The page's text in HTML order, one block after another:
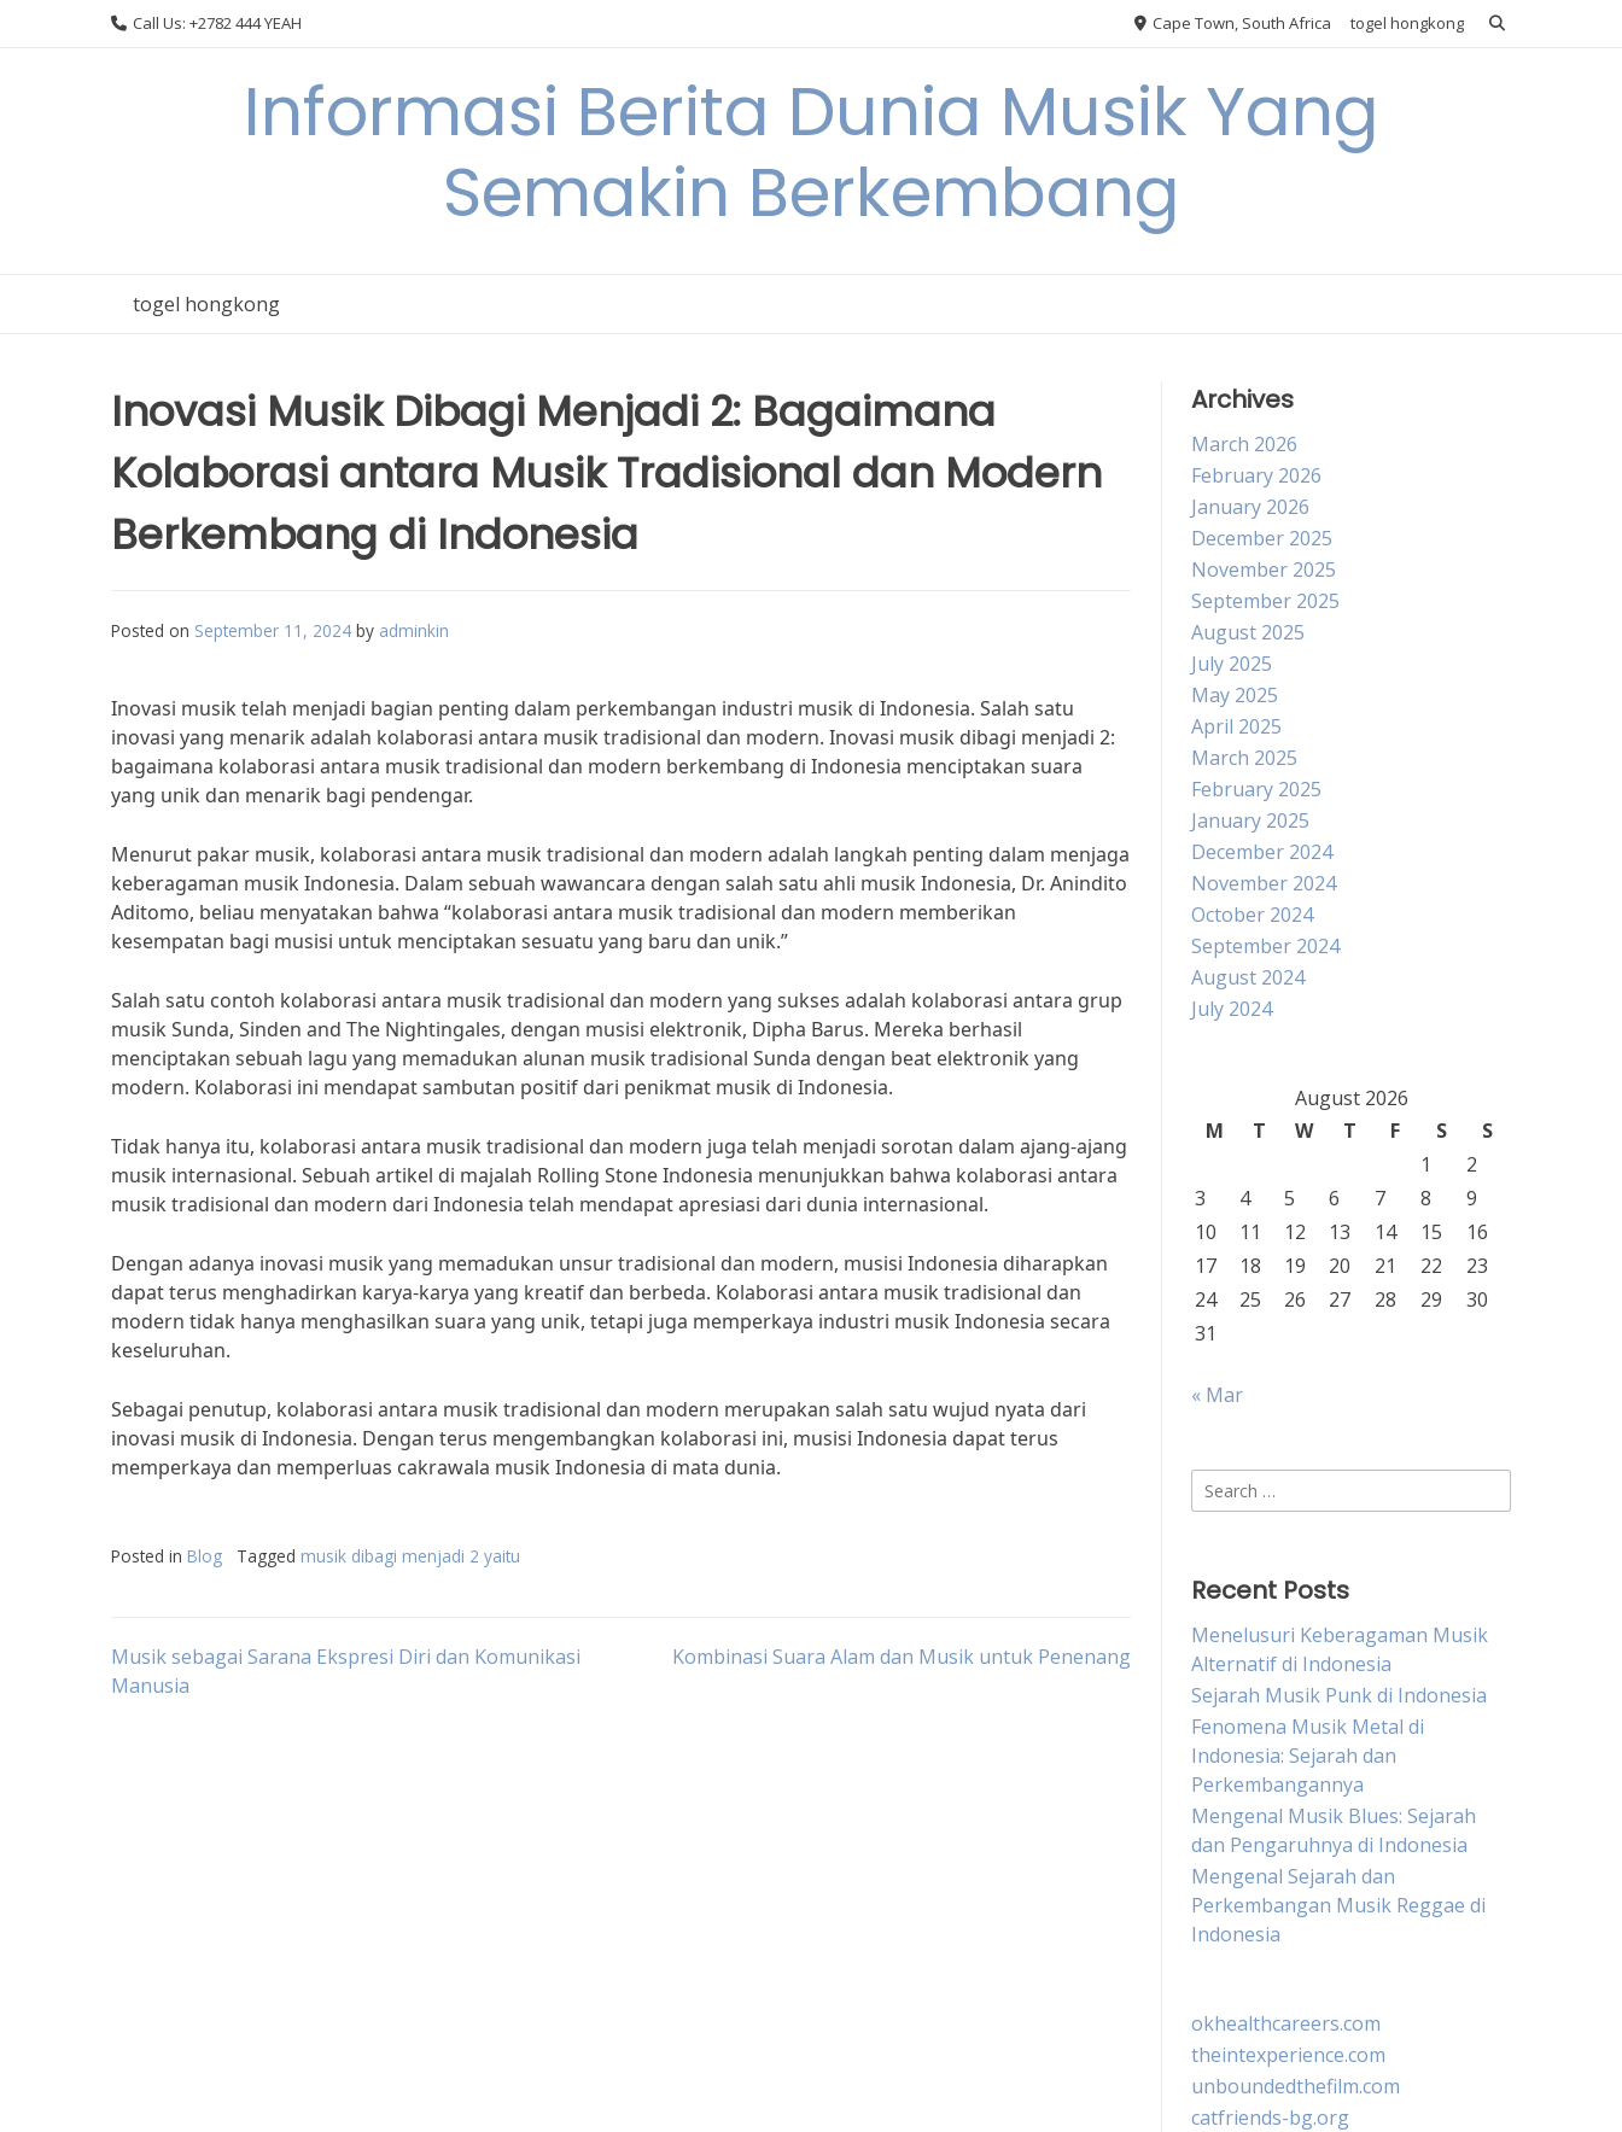
Call Us: +2782 444 YEAH Cape Town, South Africa togel hongkong
Informasi Berita Dunia Musik Yang
Semakin Berkembang
togel hongkong
Inovasi Musik Dibagi Menjadi 2: Bagaimana
Kolaborasi antara Musik Tradisional dan Modern
Berkembang di Indonesia
Posted on September 11, 2024 by adminkin
Inovasi musik telah menjadi bagian penting dalam perkembangan industri musik di Indonesia. Salah satu
inovasi yang menarik adalah kolaborasi antara musik tradisional dan modern. Inovasi musik dibagi menjadi 2:
bagaimana kolaborasi antara musik tradisional dan modern berkembang di Indonesia menciptakan suara
yang unik dan menarik bagi pendengar.
Menurut pakar musik, kolaborasi antara musik tradisional dan modern adalah langkah penting dalam menjaga
keberagaman musik Indonesia. Dalam sebuah wawancara dengan salah satu ahli musik Indonesia, Dr. Anindito
Aditomo, beliau menyatakan bahwa “kolaborasi antara musik tradisional dan modern memberikan
kesempatan bagi musisi untuk menciptakan sesuatu yang baru dan unik.”
Salah satu contoh kolaborasi antara musik tradisional dan modern yang sukses adalah kolaborasi antara grup
musik Sunda, Sinden and The Nightingales, dengan musisi elektronik, Dipha Barus. Mereka berhasil
menciptakan sebuah lagu yang memadukan alunan musik tradisional Sunda dengan beat elektronik yang
modern. Kolaborasi ini mendapat sambutan positif dari penikmat musik di Indonesia.
Tidak hanya itu, kolaborasi antara musik tradisional dan modern juga telah menjadi sorotan dalam ajang-ajang
musik internasional. Sebuah artikel di majalah Rolling Stone Indonesia menunjukkan bahwa kolaborasi antara
musik tradisional dan modern dari Indonesia telah mendapat apresiasi dari dunia internasional.
Dengan adanya inovasi musik yang memadukan unsur tradisional dan modern, musisi Indonesia diharapkan
dapat terus menghadirkan karya-karya yang kreatif dan berbeda. Kolaborasi antara musik tradisional dan
modern tidak hanya menghasilkan suara yang unik, tetapi juga memperkaya industri musik Indonesia secara
keseluruhan.
Sebagai penutup, kolaborasi antara musik tradisional dan modern merupakan salah satu wujud nyata dari
inovasi musik di Indonesia. Dengan terus mengembangkan kolaborasi ini, musisi Indonesia dapat terus
memperkaya dan memperluas cakrawala musik Indonesia di mata dunia.
Posted in Blog Tagged musik dibagi menjadi 2 yaitu
Post
Musik sebagai Sarana Ekspresi Diri dan Komunikasi
Manusia
Kombinasi Suara Alam dan Musik untuk Penenang
Archives
March 2026
February 2026
January 2026
December 2025
November 2025
September 2025
August 2025
July 2025
May 2025
April 2025
March 2025
February 2025
January 2025
December 2024
November 2024
October 2024
September 2024
August 2024
July 2024
August 2026
M
T W T F S
S
1
2
3
4 5 6 7 8
9
10
11 12 13 14 15
16
17
18 19 20 21 22
23
24
25 26 27 28 29
30
31
« Mar
Search
for:
Recent Posts
Menelusuri Keberagaman Musik
Alternatif di Indonesia
Sejarah Musik Punk di Indonesia
Fenomena Musik Metal di
Indonesia: Sejarah dan
Perkembangannya
Mengenal Musik Blues: Sejarah
dan Pengaruhnya di Indonesia
Mengenal Sejarah dan
Perkembangan Musik Reggae di
Indonesia
okhealthcareers.com
theintexperience.com
unboundedthefilm.com
catfriends-bg.org